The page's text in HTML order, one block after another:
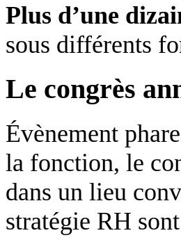
Plus d’une
sous différents
Le congrès
Évènement
la fonction, le
dans un lieu
stratégie RH